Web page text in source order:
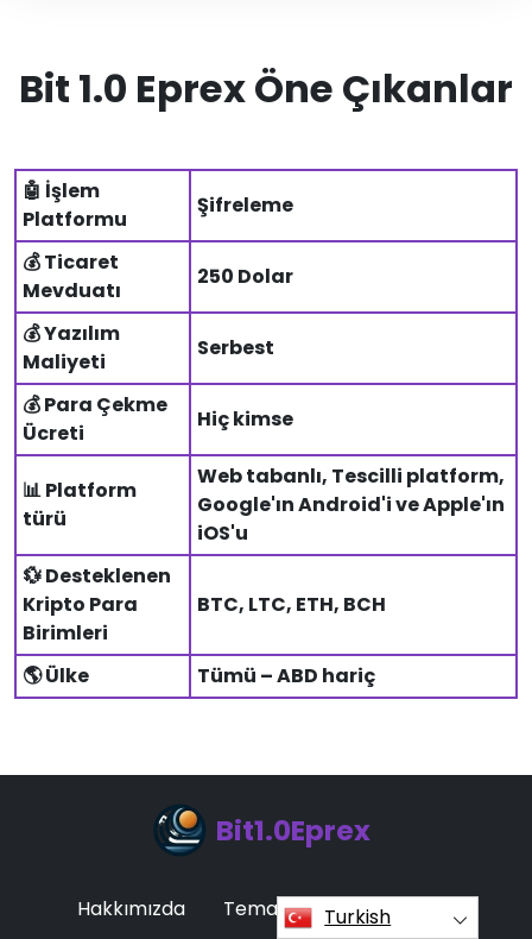
Bit 1.0 Eprex Öne Çıkanlar
🤖 İşlem
Platformu
Şifreleme
💰 Ticaret
Mevduatı
250 Dolar
💰 Yazılım
Maliyeti
Serbest
💰 Para Çekme
Ücreti
Hiç kimse
📊 Platform
türü
Web tabanlı, Tescilli platform,
Google'ın Android'i ve Apple'ın
iOS'u
💱 Desteklenen
Kripto Para
Birimleri
BTC, LTC, ETH, BCH
🌎 Ülke Tümü – ABD hariç
Bit1.0Eprex
Hakkımızda Temas Oturum açma
Turkish